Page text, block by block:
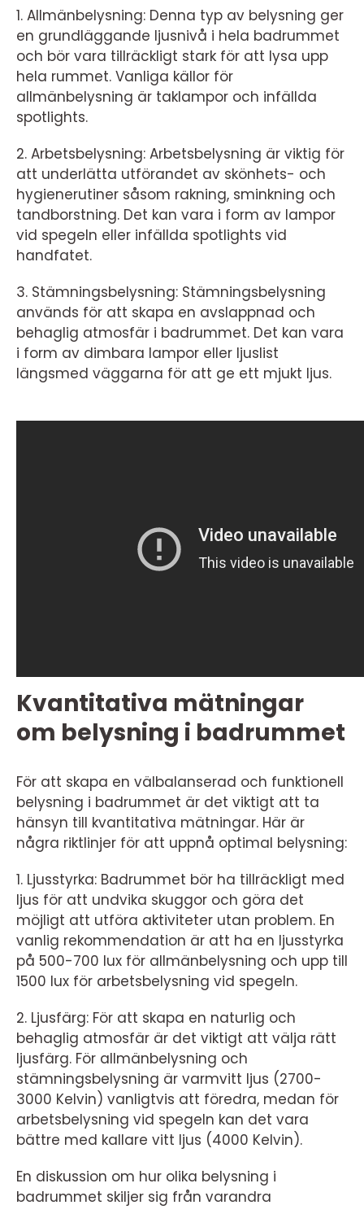
1. Allmänbelysning: Denna typ av belysning ger
en grundläggande ljusnivå i hela badrummet
och bör vara tillräckligt stark för att lysa upp
hela rummet. Vanliga källor för
allmänbelysning är taklampor och infällda
spotlights.
2. Arbetsbelysning: Arbetsbelysning är viktig för
att underlätta utförandet av skönhets- och
hygienerutiner såsom rakning, sminkning och
tandborstning. Det kan vara i form av lampor
vid spegeln eller infällda spotlights vid
handfatet.
3. Stämningsbelysning: Stämningsbelysning
används för att skapa en avslappnad och
behaglig atmosfär i badrummet. Det kan vara
i form av dimbara lampor eller ljuslist
längsmed väggarna för att ge ett mjukt ljus.
Kvantitativa mätningar
om belysning i badrummet
För att skapa en välbalanserad och funktionell
belysning i badrummet är det viktigt att ta
hänsyn till kvantitativa mätningar. Här är
några riktlinjer för att uppnå optimal belysning:
1. Ljusstyrka: Badrummet bör ha tillräckligt med
ljus för att undvika skuggor och göra det
möjligt att utföra aktiviteter utan problem. En
vanlig rekommendation är att ha en ljusstyrka
på 500-700 lux för allmänbelysning och upp till
1500 lux för arbetsbelysning vid spegeln.
2. Ljusfärg: För att skapa en naturlig och
behaglig atmosfär är det viktigt att välja rätt
ljusfärg. För allmänbelysning och
stämningsbelysning är varmvitt ljus (2700-
3000 Kelvin) vanligtvis att föredra, medan för
arbetsbelysning vid spegeln kan det vara
bättre med kallare vitt ljus (4000 Kelvin).
En diskussion om hur olika belysning i
badrummet skiljer sig från varandra